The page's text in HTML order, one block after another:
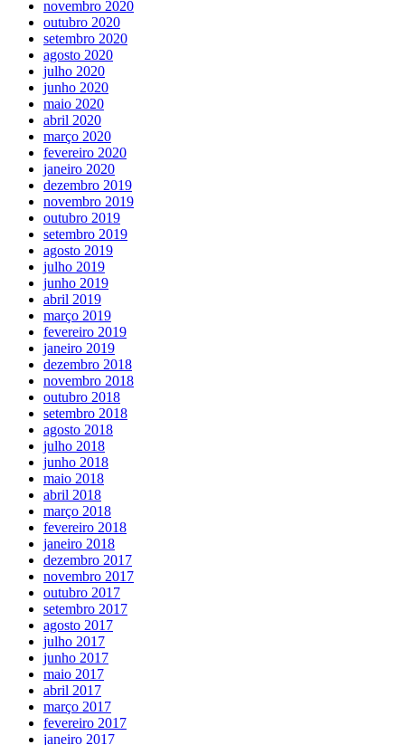
novembro 2020
outubro 2020
setembro 2020
agosto 2020
julho 2020
junho 2020
maio 2020
abril 2020
março 2020
fevereiro 2020
janeiro 2020
dezembro 2019
novembro 2019
outubro 2019
setembro 2019
agosto 2019
julho 2019
junho 2019
abril 2019
março 2019
fevereiro 2019
janeiro 2019
dezembro 2018
novembro 2018
outubro 2018
setembro 2018
agosto 2018
julho 2018
junho 2018
maio 2018
abril 2018
março 2018
fevereiro 2018
janeiro 2018
dezembro 2017
novembro 2017
outubro 2017
setembro 2017
agosto 2017
julho 2017
junho 2017
maio 2017
abril 2017
março 2017
fevereiro 2017
janeiro 2017